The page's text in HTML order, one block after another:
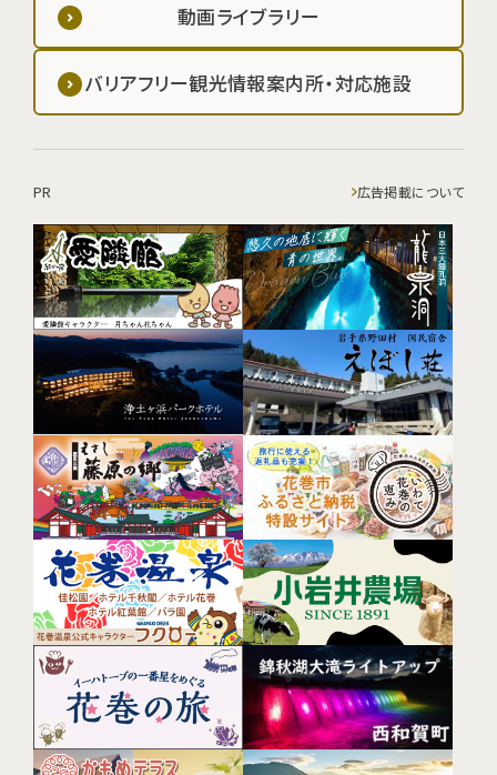
動画ライブラリー
バリアフリー観光情報案内所・対応施設
PR 広告掲載について